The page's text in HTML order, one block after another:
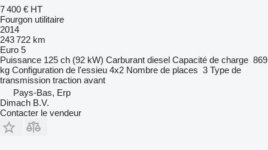
7 400 € HT
Fourgon utilitaire
2014
243 722 km
Euro 5
Puissance 125 ch (92 kW) Carburant diesel Capacité de charge 869
kg Configuration de l'essieu 4x2 Nombre de places 3 Type de
transmission traction avant
Pays-Bas, Erp
Dimach B.V.
Contacter le vendeur